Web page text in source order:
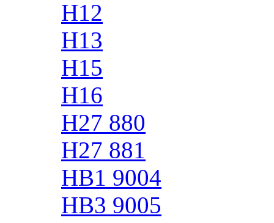
H12
H13
H15
H16
H27 880
H27 881
HB1 9004
HB3 9005